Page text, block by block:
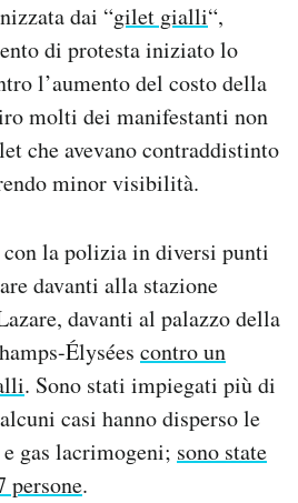
dai “gilet gialli“,
di protesta iniziato lo
l’aumento del costo della
molti dei manifestanti non
che avevano contraddistinto
minor visibilità.
la polizia in diversi punti
davanti alla stazione
davanti al palazzo della
Élysées contro un
. Sono stati impiegati più di
casi hanno disperso le
gas lacrimogeni; sono state
persone.